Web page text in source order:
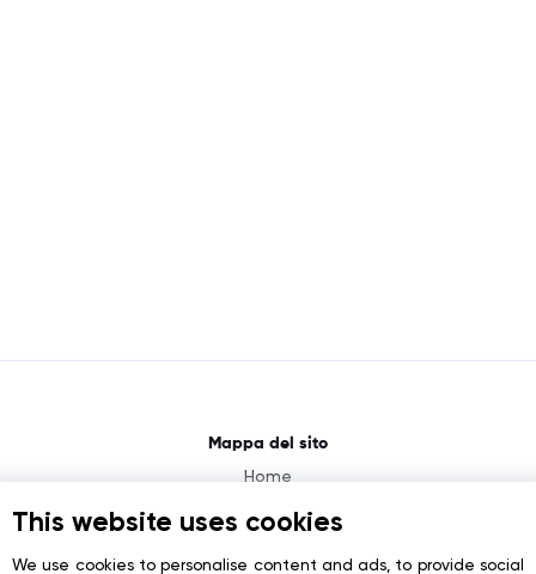
Mappa del sito
Home
About
This website uses cookies
We use cookies to personalise content and ads, to provide social